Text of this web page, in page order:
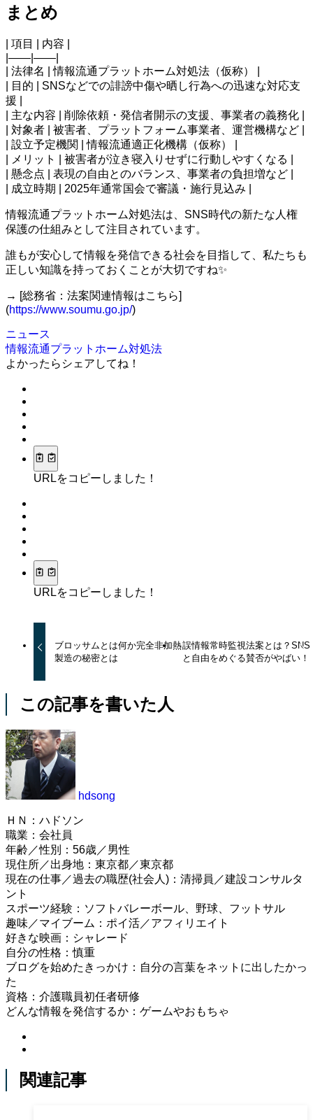
まとめ
| 項目 | 内容 |
|——|——|
| 法律名 | 情報流通プラットホーム対処法（仮称） |
| 目的 | SNSなどでの誹謗中傷や晒し行為への迅速な対応支
援 |
| 主な内容 | 削除依頼・発信者開示の支援、事業者の義務化 |
| 対象者 | 被害者、プラットフォーム事業者、運営機構など |
| 設立予定機関 | 情報流通適正化機構（仮称） |
| メリット | 被害者が泣き寝入りせずに行動しやすくなる |
| 懸念点 | 表現の自由とのバランス、事業者の負担増など |
| 成立時期 | 2025年通常国会で審議・施行見込み |
情報流通プラットホーム対処法は、SNS時代の新たな人権
保護の仕組みとして注目されています。
誰もが安心して情報を発信できる社会を目指して、私たちも
正しい知識を持っておくことが大切ですね✨
→ [総務省：法案関連情報はこちら]
(https://www.soumu.go.jp/)
ニュース
情報流通プラットホーム対処法
よかったらシェアしてね！
URLをコピーしました！
URLをコピーしました！
ブロッサムとは何か完全非加熱
製造の秘密とは
誤情報常時監視法案とは？SNS
と自由をめぐる賛否がやばい！
この記事を書いた人
hdsong
ＨＮ：ハドソン
職業：会社員
年齢／性別：56歳／男性
現住所／出身地：東京都／東京都
現在の仕事／過去の職歴(社会人)：清掃員／建設コンサルタ
ント
スポーツ経験：ソフトバレーボール、野球、フットサル
趣味／マイブーム：ポイ活／アフィリエイト
好きな映画：シャレード
自分の性格：慎重
ブログを始めたきっかけ：自分の言葉をネットに出したかっ
た
資格：介護職員初任者研修
どんな情報を発信するか：ゲームやおもちゃ
関連記事